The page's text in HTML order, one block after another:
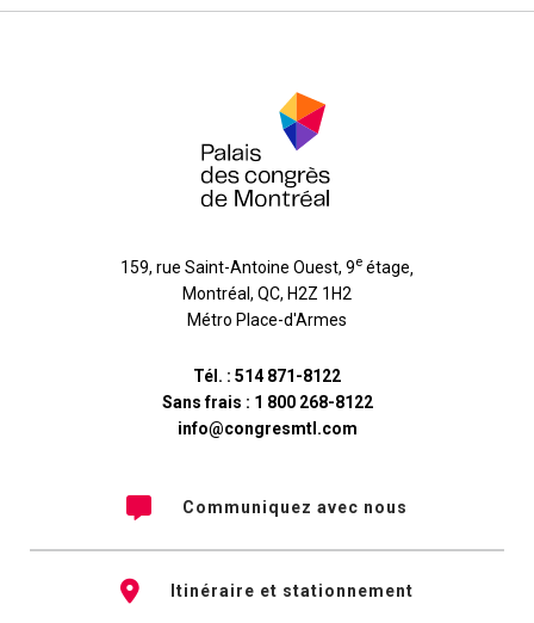
159, rue Saint-Antoine Ouest, 9e étage,
Montréal, QC, H2Z 1H2
Métro Place-d'Armes
Tél. : 514 871-8122
Sans frais : 1 800 268-8122
info@congresmtl.com
Communiquez avec nous
Itinéraire et stationnement